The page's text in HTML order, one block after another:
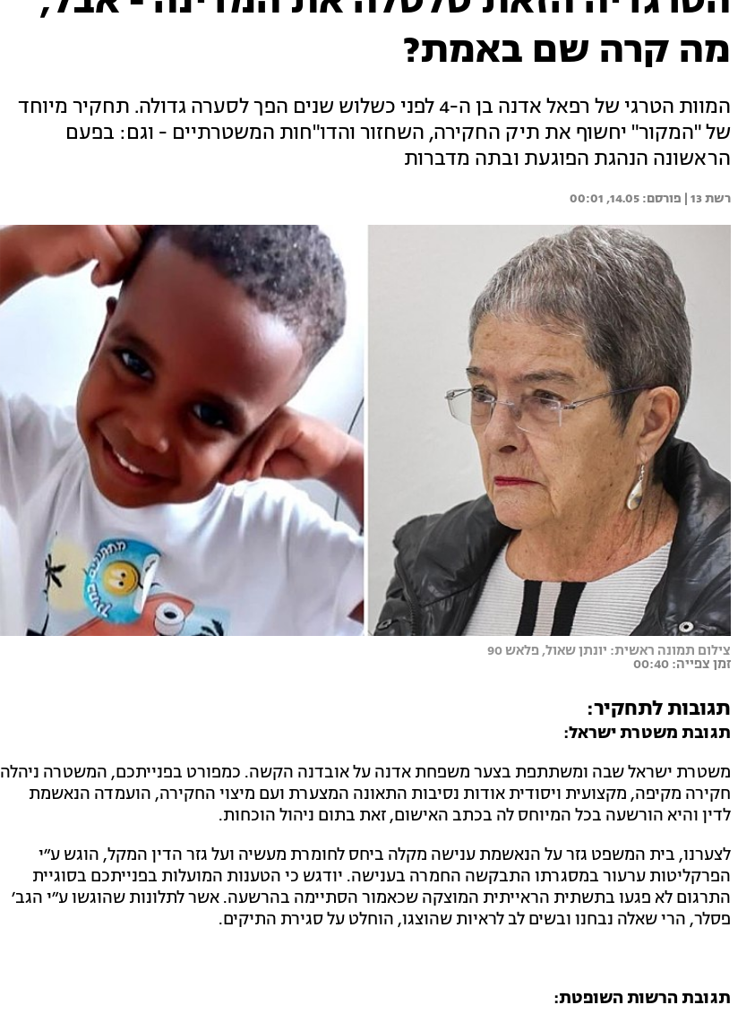
מה קרה שם באמת?
המוות הטרגי של רפאל אדנה בן ה-4 לפני כשלוש שנים הפך לסערה גדולה. תחקיר מיוחד
של "המקור" יחשוף את תיק החקירה, השחזור והדו"חות המשטרתיים - וגם: בפעם
הראשונה הנהגת הפוגעת ובתה מדברות
רשת 13 | 14.05, 00:01
צילום תמונה ראשית: יונתן שאול, פלאש 90
זמן צפייה: 00:40
תגובות לתחקיר:
תגובת משטרת ישראל:
משטרת ישראל שבה ומשתתפת בצער משפחת אדנה על אובדנה הקשה. כמפורט בפנייתכם, המשטרה ניהלה
חקירה מקיפה, מקצועית ויסודית אודות נסיבות התאונה המצערת ועם מיצוי החקירה, הועמדה הנאשמת
לדין והיא הורשעה בכל המיוחס לה בכתב האישום, זאת בתום ניהול הוכחות.
לצערנו, בית המשפט גזר על הנאשמת ענישה מקלה ביחס לחומרת מעשיה ועל גזר הדין המקל, הוגש ע״י
הפרקליטות ערעור במסגרתו התבקשה החמרה בענישה. יודגש כי הטענות המועלות בפנייתכם בסוגיית
התרגום לא פגעו בתשתית הראייתית המוצקה שכאמור הסתיימה בהרשעה. אשר לתלונות שהוגשו ע״י הגב׳
פסלר, הרי שאלה נבחנו ובשים לב לראיות שהוצגו, הוחלט על סגירת התיקים.
תגובת הרשות השופטת: